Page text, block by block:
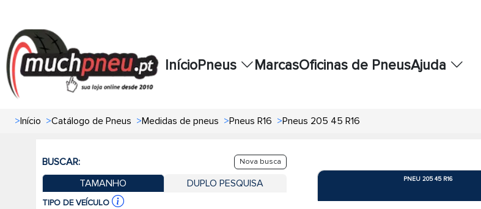
InícioPneus MarcasOficinas de PneusAjuda
>Início >Catálogo de Pneus >Medidas de pneus >Pneus R16 >Pneus 205 45 R16
BUSCAR: Nova busca
TAMANHO DUPLO PESQUISA
TIPO DE VEÍCULO
PNEU 205 45 R16